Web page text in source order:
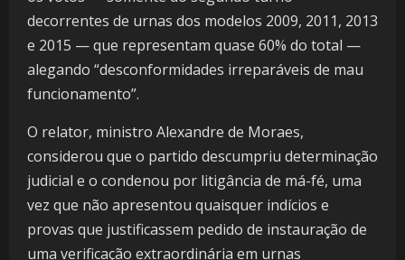
decorrentes de urnas dos modelos 2009, 2011, 2013
e 2015 — que representam quase 60% do total —
alegando “desconformidades irreparáveis de mau
funcionamento”.
O relator, ministro Alexandre de Moraes,
considerou que o partido descumpriu determinação
judicial e o condenou por litigância de má-fé, uma
vez que não apresentou quaisquer indícios e
provas que justificassem pedido de instauração de
uma verificação extraordinária em urnas